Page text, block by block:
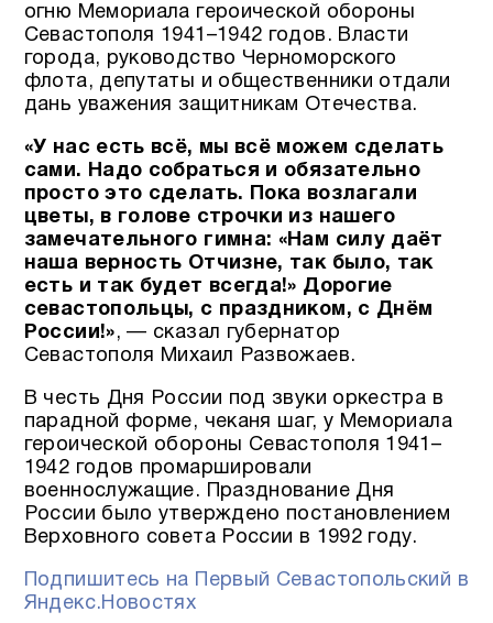
огню Мемориала героической обороны
Севастополя 1941–1942 годов. Власти
города, руководство Черноморского
флота, депутаты и общественники отдали
дань уважения защитникам Отечества.
«У нас есть всё, мы всё можем сделать
сами. Надо собраться и обязательно
просто это сделать. Пока возлагали
цветы, в голове строчки из нашего
замечательного гимна: «Нам силу даёт
наша верность Отчизне, так было, так
есть и так будет всегда!» Дорогие
севастопольцы, с праздником, с Днём
России!», — сказал губернатор
Севастополя Михаил Развожаев.
В честь Дня России под звуки оркестра в
парадной форме, чеканя шаг, у Мемориала
героической обороны Севастополя 1941–
1942 годов промаршировали
военнослужащие. Празднование Дня
России было утверждено постановлением
Верховного совета России в 1992 году.
Подпишитесь на Первый Севастопольский в
Яндекс.Новостях